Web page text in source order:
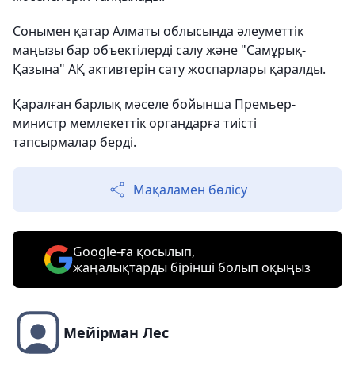
Сонымен қатар Алматы облысында әлеуметтік
маңызы бар объектілерді салу және "Самұрық-
Қазына" АҚ активтерін сату жоспарлары қаралды.
Қаралған барлық мәселе бойынша Премьер-
министр мемлекеттік органдарға тиісті
тапсырмалар берді.
Мақаламен бөлісу
Google-ға қосылып,
жаңалықтарды бірінші болып оқыңыз
Мейірман Лес